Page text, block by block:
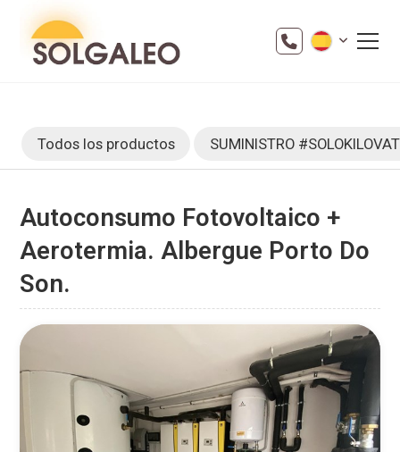
Todos los productos SUMINISTRO
Autoconsumo Fotovoltaico +
Aerotermia. Albergue Porto Do
Son.